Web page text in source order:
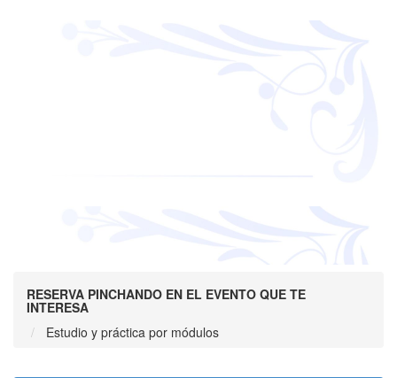
RESERVA PINCHANDO EN EL EVENTO QUE TE
INTERESA
Estudio y práctica por módulos